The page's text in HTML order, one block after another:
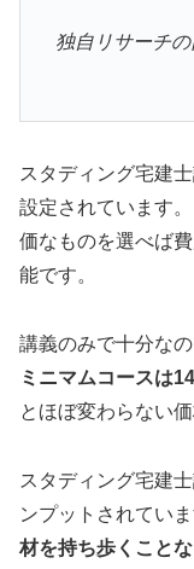
独自リサーチの
スタディング宅建
設定されています
価なものを選べば
能です。
講義のみで十分なの
ミニマムコースは
とほぼ変わらない価
スタディング宅建
ンプットされてい
材を持ち歩くこと